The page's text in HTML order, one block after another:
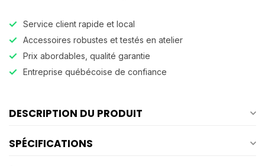
Service client rapide et local
Accessoires robustes et testés en atelier
Prix abordables, qualité garantie
Entreprise québécoise de confiance
DESCRIPTION DU PRODUIT
SPÉCIFICATIONS